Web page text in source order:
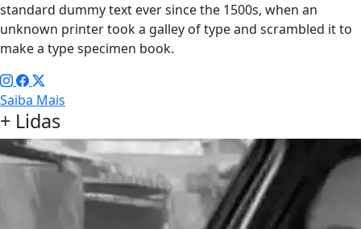
standard dummy text ever since the 1500s, when an
unknown printer took a galley of type and scrambled it to
make a type specimen book.
Saiba Mais
+ Lidas